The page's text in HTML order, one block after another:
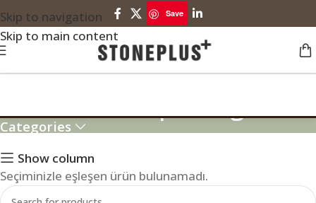
Skip to navigation
Skip to main content
Save
Categories
Show column
Seçiminizle eşleşen ürün bulunamadı.